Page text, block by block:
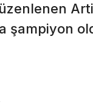
şampiyon